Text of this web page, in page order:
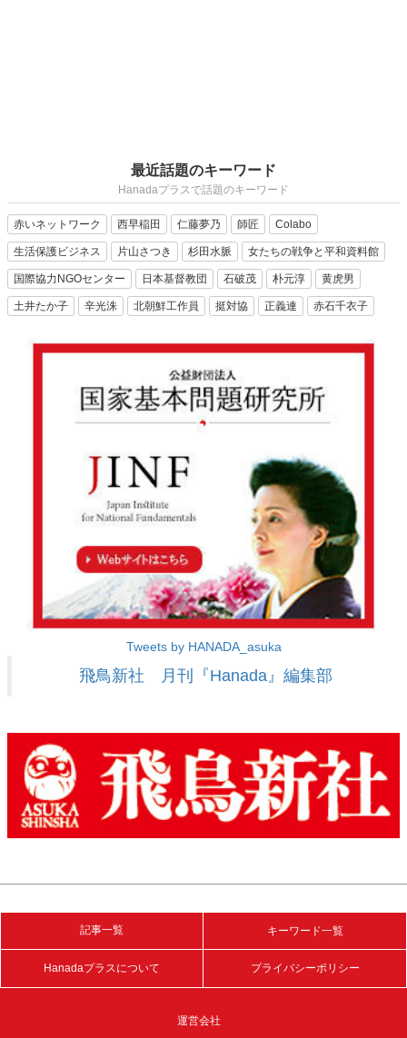
最近話題のキーワード
Hanadaプラスで話題のキーワード
赤いネットワーク 西早稲田 仁藤夢乃 師匠 Colabo
生活保護ビジネス 片山さつき 杉田水脈 女たちの戦争と平和資料館
国際協力NGOセンター 日本基督教団 石破茂 朴元淳 黄虎男
土井たか子 辛光洙 北朝鮮工作員 挺対協 正義連 赤石千衣子
Tweets by HANADA_asuka
飛鳥新社 月刊『Hanada』編集部
記事一覧 キーワード一覧
Hanadaプラスについて プライバシーポリシー
運営会社